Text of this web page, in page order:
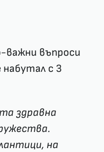
въпроси
набутал с 3
здравна
на